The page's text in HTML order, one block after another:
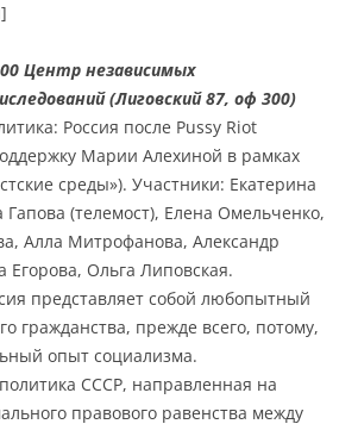
Центр независимых
(Лиговский 87, оф 300)
Россия после Pussy Riot
Марии Алехиной в рамках
среды»). Участники: Екатерина
(телемост), Елена Омельченко,
Алла Митрофанова, Александр
Егорова, Ольга Липовская.
представляет собой любопытный
гражданства, прежде всего, потому,
опыт социализма.
СССР, направленная на
правового равенства между